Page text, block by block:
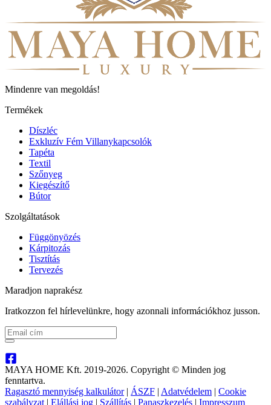
Mindenre van megoldás!
Termékek
Díszléc
Exkluzív Fém Villanykapcsolók
Tapéta
Textil
Szőnyeg
Kiegészítő
Bútor
Szolgáltatások
Függönyözés
Kárpitozás
Tisztítás
Tervezés
Maradjon naprakész
Iratkozzon fel hírlevelünkre, hogy azonnali információkhoz jusson.
MAYA HOME Kft. 2019-2026. Copyright © Minden jog
fenntartva.
Ragasztó mennyiség kalkulátor | ÁSZF | Adatvédelem | Cookie
szabályzat | Elállási jog | Szállítás | Panaszkezelés | Impresszum